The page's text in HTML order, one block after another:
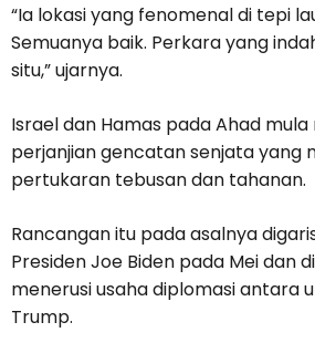
“Ia lokasi yang fenomenal di tepi
Semuanya baik. Perkara yang
situ,” ujarnya.
Israel dan Hamas pada Ahad
perjanjian gencatan senjata yang
pertukaran tebusan dan tahanan.
Rancangan itu pada asalnya
Presiden Joe Biden pada Mei dan
menerusi usaha diplomasi antara
Trump.